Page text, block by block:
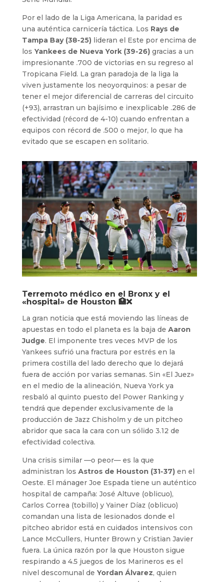
Por el lado de la Liga Americana, la paridad es
una auténtica carnicería táctica. Los Rays de
Tampa Bay (38-25)lideran el Este por encima de
los Yankees de Nueva York (39-26)gracias a un
impresionante .700 de victorias en su regreso al
Tropicana Field. La gran paradoja de la liga la
viven justamente los neoyorquinos: a pesar de
tener el mejor diferencial de carreras del circuito
(+93), arrastran un bajísimo e inexplicable .286 de
efectividad (récord de 4-10) cuando enfrentan a
equipos con récord de .500 o mejor, lo que ha
evitado que se escapen en solitario.
Terremoto médico en el Bronx y el
«hospital» de Houston 🏥❌
La gran noticia que está moviendo las líneas de
apuestas en todo el planeta es la baja de Aaron
Judge. El imponente tres veces MVP de los
Yankees sufrió una fractura por estrés en la
primera costilla del lado derecho que lo dejará
fuera de acción por varias semanas. Sin «El Juez»
en el medio de la alineación, Nueva York ya
resbaló al quinto puesto del Power Ranking y
tendrá que depender exclusivamente de la
producción de Jazz Chisholm y de un pitcheo
abridor que saca la cara con un sólido 3.12 de
efectividad colectiva.
Una crisis similar —o peor— es la que
administran los Astros de Houston (31-37)en el
Oeste. El mánager Joe Espada tiene un auténtico
hospital de campaña: José Altuve (oblicuo),
Carlos Correa (tobillo) y Yainer Díaz (oblicuo)
comandan una lista de lesionados donde el
pitcheo abridor está en cuidados intensivos con
Lance McCullers, Hunter Brown y Cristian Javier
fuera. La única razón por la que Houston sigue
respirando a 4.5 juegos de los Marineros es el
nivel descomunal de Yordan Álvarez, quien